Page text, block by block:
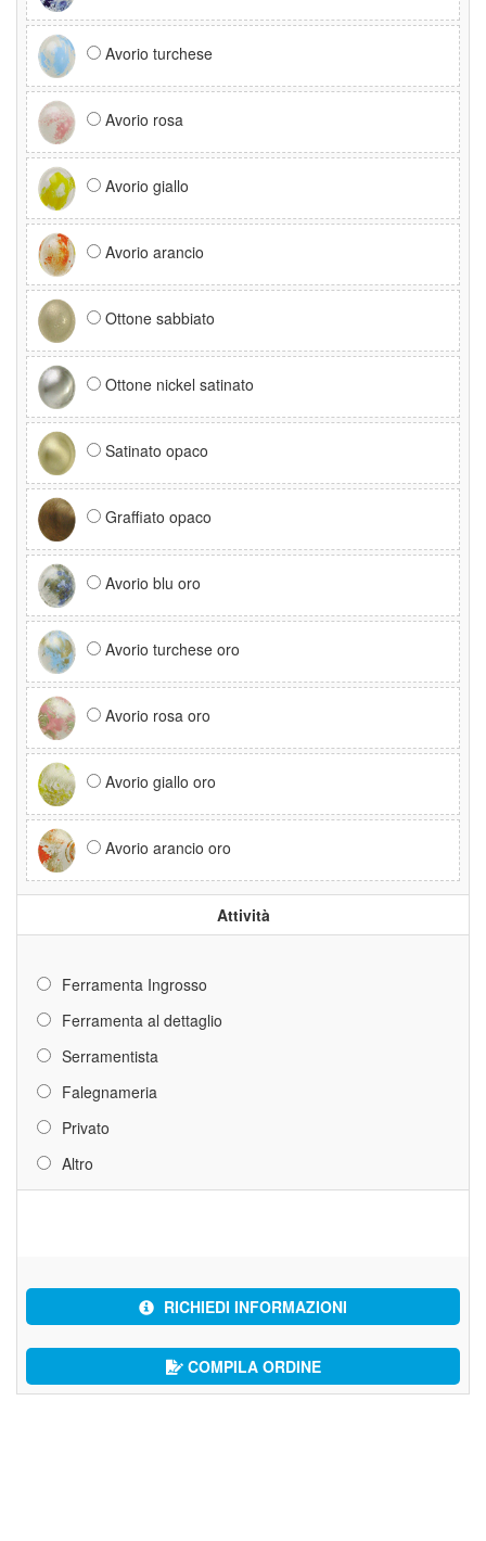
Avorio turchese
Avorio rosa
Avorio giallo
Avorio arancio
Ottone sabbiato
Ottone nickel satinato
Satinato opaco
Graffiato opaco
Avorio blu oro
Avorio turchese oro
Avorio rosa oro
Avorio giallo oro
Avorio arancio oro
Attività
Ferramenta Ingrosso
Ferramenta al dettaglio
Serramentista
Falegnameria
Privato
Altro
RICHIEDI INFORMAZIONI
COMPILA ORDINE